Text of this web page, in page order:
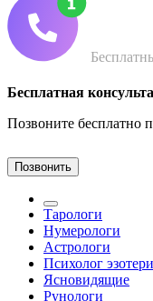
Бесплатная
Позвоните бесплатно
Позвонить
Тарологи
Нумерологи
Астрологи
Психолог
Ясновидящие
Рунологи